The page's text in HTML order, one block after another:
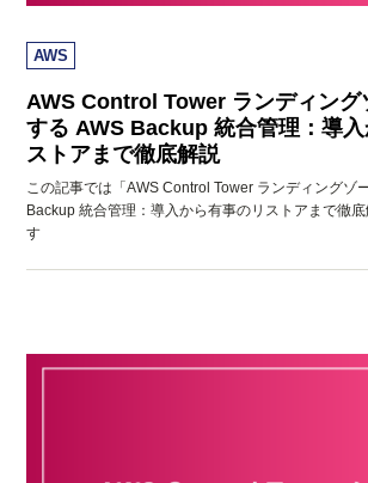
AWS
AWS Control Tower ランディング
する AWS Backup 統合管理：導入
ストアまで徹底解説
この記事では「AWS Control Tower ランディングゾ
Backup 統合管理：導入から有事のリストアまで徹
す